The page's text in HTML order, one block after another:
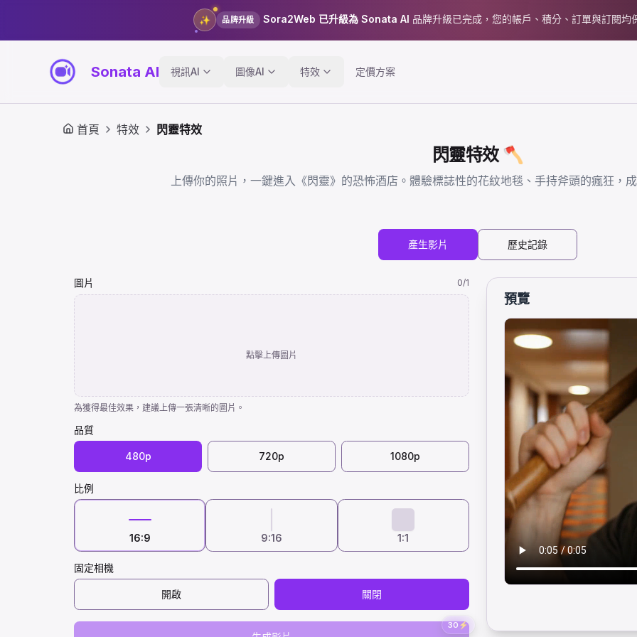
✨ 品牌升級 Sora2Web 已升級為 Sonata AI 品牌升級已完成，您的帳戶、積分、訂單與訂閱均
Sonata AI 視訊AI 圖像AI 特效 定價方案
首頁 特效 閃靈特效
閃靈特效 🪓
上傳你的照片，一鍵進入《閃靈》的恐怖酒店。體驗標誌性的花紋地毯、手持斧頭的瘋狂，
產生影片 歷史記錄
圖片 0/1
點擊上傳圖片
為獲得最佳效果，建議上傳一張清晰的圖片。
品質
480p 720p 1080p
比例
16:9 9:16 1:1
固定相機
開啟 關閉
30 ⚡
預覽